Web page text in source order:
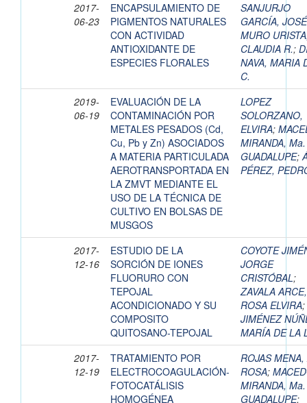
2017-
06-23
ENCAPSULAMIENTO DE
PIGMENTOS NATURALES
CON ACTIVIDAD
ANTIOXIDANTE DE
ESPECIES FLORALES
SANJURJO
GARCÍA,
MURO
CLAUDIA R.;
NAVA, MARIA
C.
2019-
06-19
EVALUACIÓN DE LA
CONTAMINACIÓN POR
METALES PESADOS (Cd,
Cu, Pb y Zn) ASOCIADOS
A MATERIA PARTICULADA
AEROTRANSPORTADA EN
LA ZMVT MEDIANTE EL
USO DE LA TÉCNICA DE
CULTIVO EN BOLSAS DE
MUSGOS
LOPEZ
SOLORZANO,
ELVIRA;
MIRANDA, Ma.
GUADALUPE;
PÉREZ,
2017-
12-16
ESTUDIO DE LA
SORCIÓN DE IONES
FLUORURO CON
TEPOJAL
ACONDICIONADO Y SU
COMPOSITO
QUITOSANO-TEPOJAL
COYOTE
JORGE
CRISTÓBAL;
ZAVALA ARCE,
ROSA ELVIRA;
JIMÉNEZ
MARÍA DE LA
2017-
12-19
TRATAMIENTO POR
ELECTROCOAGULACIÓN-
FOTOCATÁLISIS
HOMOGÉNEA
ROJAS MENA,
ROSA;
MIRANDA, Ma.
GUADALUPE;